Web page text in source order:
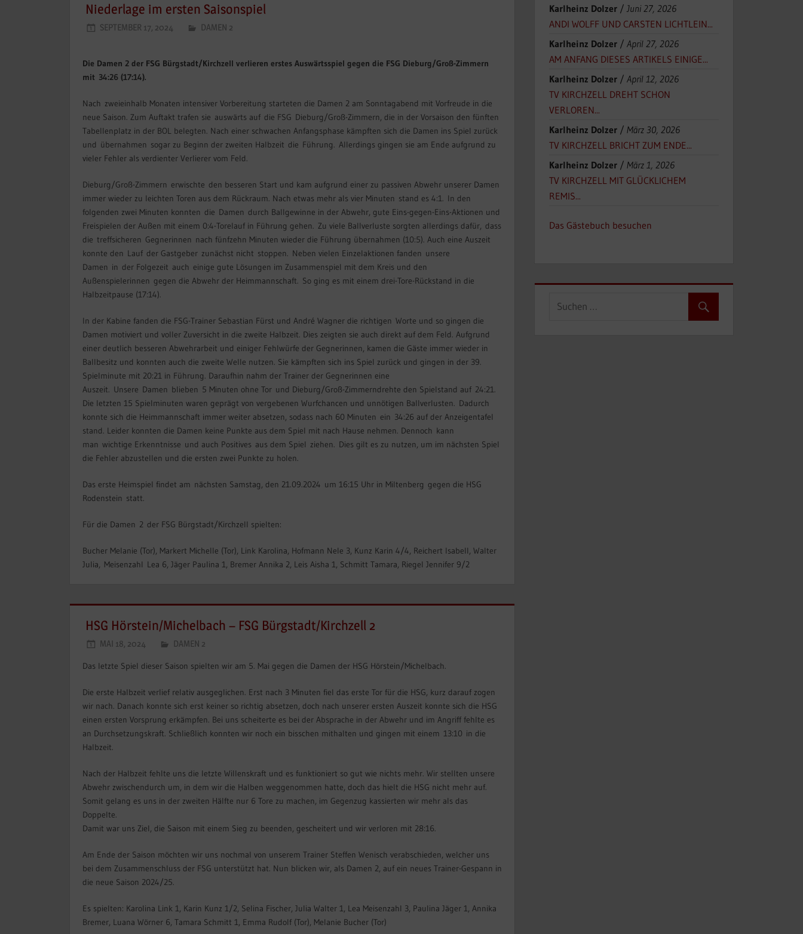
Niederlage im ersten Saisonspiel
SEPTEMBER 17, 2024 DAMEN 2
Die Damen 2 der FSG Bürgstadt/Kirchzell verlieren erstes Auswärtsspiel gegen die FSG Dieburg/Groß-Zimmern
mit 34:26 (17:14).
Nach zweieinhalb Monaten intensiver Vorbereitung starteten die Damen 2 am Sonntagabend mit Vorfreude in die
neue Saison. Zum Auftakt trafen sie auswärts auf die FSG Dieburg/Groß-Zimmern, die in der Vorsaison den fünften
Tabellenplatz in der BOL belegten. Nach einer schwachen Anfangsphase kämpften sich die Damen ins Spiel zurück
und übernahmen sogar zu Beginn der zweiten Halbzeit die Führung. Allerdings gingen sie am Ende aufgrund zu
vieler Fehler als verdienter Verlierer vom Feld.
Dieburg/Groß-Zimmern erwischte den besseren Start und kam aufgrund einer zu passiven Abwehr unserer Damen
immer wieder zu leichten Toren aus dem Rückraum. Nach etwas mehr als vier Minuten stand es 4:1. In den
folgenden zwei Minuten konnten die Damen durch Ballgewinne in der Abwehr, gute Eins-gegen-Eins-Aktionen und
Freispielen der Außen mit einem 0:4-Torelauf in Führung gehen. Zu viele Ballverluste sorgten allerdings dafür, dass
die treffsicheren Gegnerinnen nach fünfzehn Minuten wieder die Führung übernahmen (10:5). Auch eine Auszeit
konnte den Lauf der Gastgeber zunächst nicht stoppen. Neben vielen Einzelaktionen fanden unsere
Damen in der Folgezeit auch einige gute Lösungen im Zusammenspiel mit dem Kreis und den
Außenspielerinnen gegen die Abwehr der Heimmannschaft. So ging es mit einem drei-Tore-Rückstand in die
Halbzeitpause (17:14).
In der Kabine fanden die FSG-Trainer Sebastian Fürst und André Wagner die richtigen Worte und so gingen die
Damen motiviert und voller Zuversicht in die zweite Halbzeit. Dies zeigten sie auch direkt auf dem Feld. Aufgrund
einer deutlich besseren Abwehrarbeit und einiger Fehlwürfe der Gegnerinnen, kamen die Gäste immer wieder in
Ballbesitz und konnten auch die zweite Welle nutzen. Sie kämpften sich ins Spiel zurück und gingen in der 39.
Spielminute mit 20:21 in Führung. Daraufhin nahm der Trainer der Gegnerinnen eine
Auszeit. Unsere Damen blieben 5 Minuten ohne Tor und Dieburg/Groß-Zimmerndrehte den Spielstand auf 24:21.
Die letzten 15 Spielminuten waren geprägt von vergebenen Wurfchancen und unnötigen Ballverlusten. Dadurch
konnte sich die Heimmannschaft immer weiter absetzen, sodass nach 60 Minuten ein 34:26 auf der Anzeigentafel
stand. Leider konnten die Damen keine Punkte aus dem Spiel mit nach Hause nehmen. Dennoch kann
man wichtige Erkenntnisse und auch Positives aus dem Spiel ziehen. Dies gilt es zu nutzen, um im nächsten Spiel
die Fehler abzustellen und die ersten zwei Punkte zu holen.
Das erste Heimspiel findet am nächsten Samstag, den 21.09.2024 um 16:15 Uhr in Miltenberg gegen die HSG
Rodenstein statt.
Für die Damen 2 der FSG Bürgstadt/Kirchzell spielten:
Bucher Melanie (Tor), Markert Michelle (Tor), Link Karolina, Hofmann Nele 3, Kunz Karin 4/4, Reichert Isabell, Walter
Julia, Meisenzahl Lea 6, Jäger Paulina 1, Bremer Annika 2, Leis Aisha 1, Schmitt Tamara, Riegel Jennifer 9/2
HSG Hörstein/Michelbach – FSG Bürgstadt/Kirchzell 2
MAI 18, 2024 DAMEN 2
Das letzte Spiel dieser Saison spielten wir am 5. Mai gegen die Damen der HSG Hörstein/Michelbach.
Die erste Halbzeit verlief relativ ausgeglichen. Erst nach 3 Minuten fiel das erste Tor für die HSG, kurz darauf zogen
wir nach. Danach konnte sich erst keiner so richtig absetzen, doch nach unserer ersten Auszeit konnte sich die HSG
einen ersten Vorsprung erkämpfen. Bei uns scheiterte es bei der Absprache in der Abwehr und im Angriff fehlte es
an Durchsetzungskraft. Schließlich konnten wir noch ein bisschen mithalten und gingen mit einem 13:10 in die
Halbzeit.
Nach der Halbzeit fehlte uns die letzte Willenskraft und es funktioniert so gut wie nichts mehr. Wir stellten unsere
Abwehr zwischendurch um, in dem wir die Halben weggenommen hatte, doch das hielt die HSG nicht mehr auf.
Somit gelang es uns in der zweiten Hälfte nur 6 Tore zu machen, im Gegenzug kassierten wir mehr als das
Doppelte.
Damit war uns Ziel, die Saison mit einem Sieg zu beenden, gescheitert und wir verloren mit 28:16.
Am Ende der Saison möchten wir uns nochmal von unserem Trainer Steffen Wenisch verabschieden, welcher uns
bei dem Zusammenschluss der FSG unterstützt hat. Nun blicken wir, als Damen 2, auf ein neues Trainer-Gespann in
die neue Saison 2024/25.
Es spielten: Karolina Link 1, Karin Kunz 1/2, Selina Fischer, Julia Walter 1, Lea Meisenzahl 3, Paulina Jäger 1, Annika
Bremer, Luana Wörner 6, Tamara Schmitt 1, Emma Rudolf (Tor), Melanie Bucher (Tor)
Karlheinz Dolzer / Juni 27, 2026
ANDI WOLFF UND CARSTEN LICHTLEIN...
Karlheinz Dolzer /April 27, 2026
AM ANFANG DIESES ARTIKELS EINIGE...
Karlheinz Dolzer /April 12, 2026
TV KIRCHZELL DREHT SCHON
VERLOREN...
Karlheinz Dolzer /März 30, 2026
TV KIRCHZELL BRICHT ZUM ENDE...
Karlheinz Dolzer /März 1, 2026
TV KIRCHZELL MIT GLÜCKLICHEM
REMIS...
Das Gästebuch besuchen